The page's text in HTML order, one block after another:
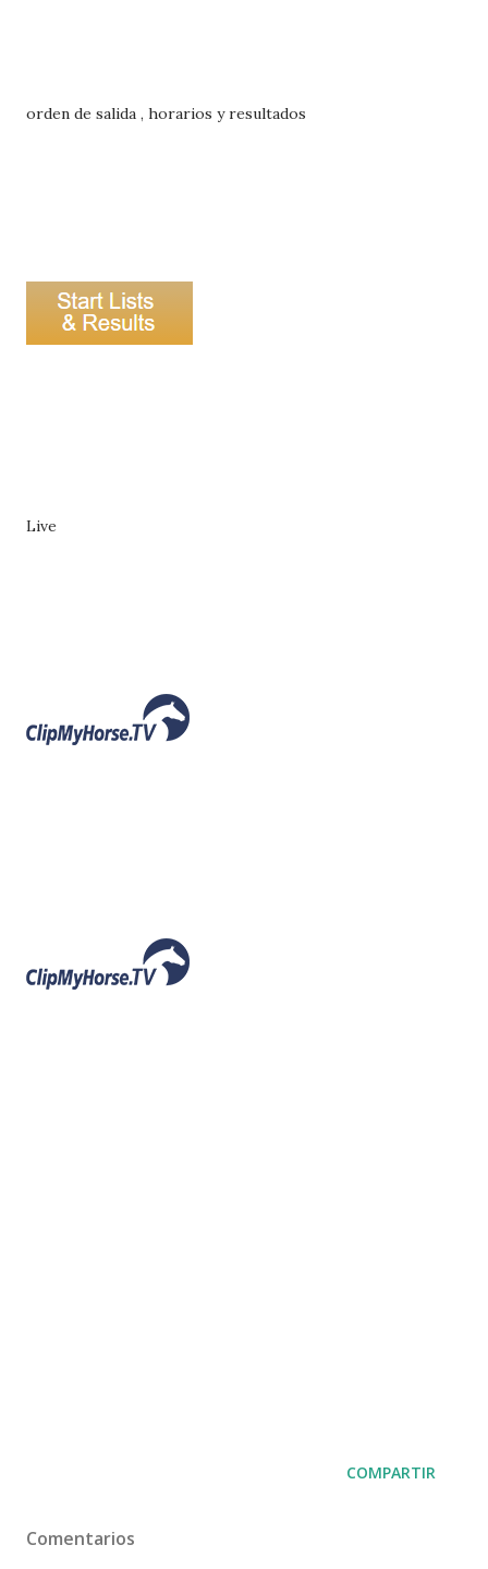
orden de salida , horarios y resultados
Live
COMPARTIR
Comentarios